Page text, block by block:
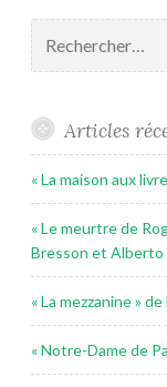
Articles
« La maison aux
« Le meurtre de
Bresson et Alberto
« La mezzanine »
« Notre-Dame de